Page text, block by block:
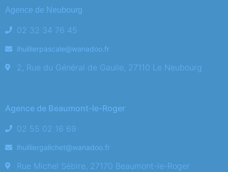
Agence de Neubourg
02 32 34 76 45
lhuillierpascale@wanadoo.fr
2, Rue du Général de Gaulle, 27110 Le Neubourg
Agence de Beaumont-le-Roger
02 55 02 16 69
lhuilliergalichet@wanadoo.fr
Rue Michel Sébire, 27170 Beaumont-le-Roger